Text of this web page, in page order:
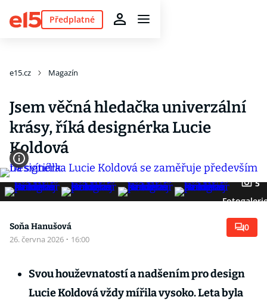
Předplatné
e15.cz Magazín
Jsem věčná hledačka univerzální
krásy, říká designérka Lucie
Koldová
5
Soňa Hanušová
26. června 2026 · 16:00
0
Svou houževnatostí a nadšením pro design
Lucie Koldová vždy mířila vysoko. Leta byla